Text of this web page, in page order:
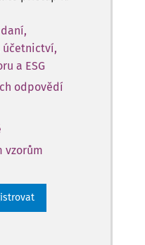
účetnictví,
a ESG
odpovědí
vzorům